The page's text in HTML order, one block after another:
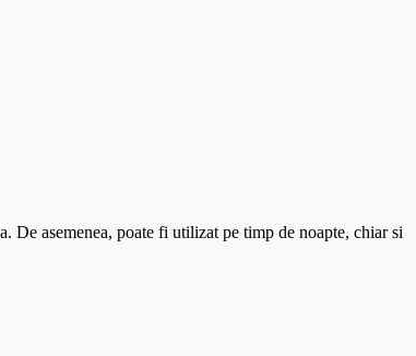
De asemenea, poate fi utilizat pe timp de noapte, chiar si